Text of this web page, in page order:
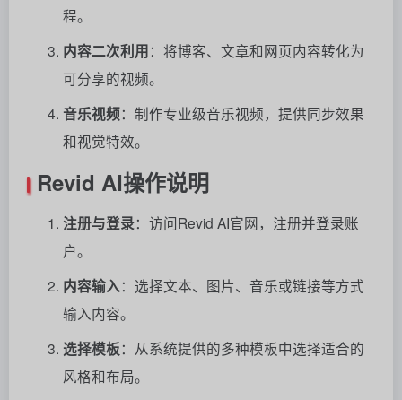
程。
内容二次利用：将博客、文章和网页内容转化为
可分享的视频。
音乐视频：制作专业级音乐视频，提供同步效果
和视觉特效。
Revid AI操作说明
注册与登录：访问Revid AI官网，注册并登录账
户。
内容输入：选择文本、图片、音乐或链接等方式
输入内容。
选择模板：从系统提供的多种模板中选择适合的
风格和布局。